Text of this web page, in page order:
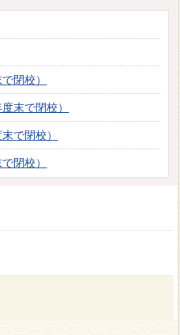
閉校）
末で閉校）
で閉校）
閉校）